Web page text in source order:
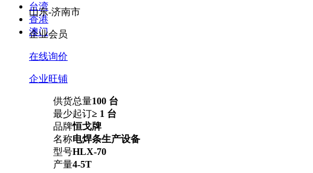
台湾
香港
澳门
山东-济南市
企业会员
在线询价
企业旺铺
供货总量100 台
最少起订≥ 1 台
品牌恒戈牌
名称电焊条生产设备
型号HLX-70
产量4-5T